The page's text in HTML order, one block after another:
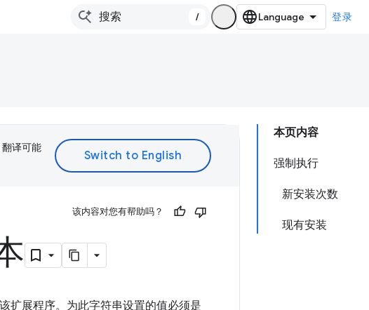
/ 登录
本页内容
强制执行
新安装次数
现有安装
译可能
该内容对您有帮助吗？
扩展程序。为此字符串设置的值必须是